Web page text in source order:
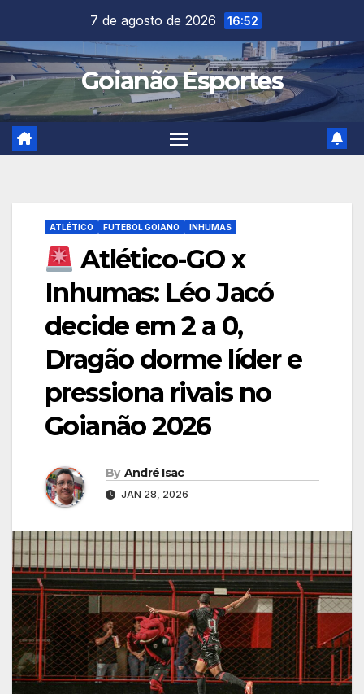
content
7 de agosto de 2026 16:52
Goianão Esportes
ATLÉTICO FUTEBOL GOIANO INHUMAS
Atlético-GO x
Inhumas: Léo Jacó
decide em 2 a 0,
Dragão dorme líder e
pressiona rivais no
Goianão 2026
By André Isac
JAN 28, 2026